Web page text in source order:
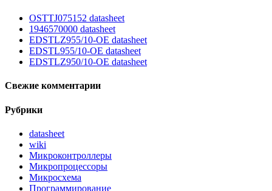
OSTTJ075152 datasheet
1946570000 datasheet
EDSTLZ955/10-OE datasheet
EDSTL955/10-OE datasheet
EDSTLZ950/10-OE datasheet
Свежие комментарии
Рубрики
datasheet
wiki
Микроконтроллеры
Микропроцессоры
Микросхема
Программирование